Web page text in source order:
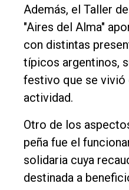
Además, el Taller
"Aires del Alma"
con distintas
típicos argentinos,
festivo que se vivió
actividad.
Otro de los
peña fue el
solidaria cuya
destinada a